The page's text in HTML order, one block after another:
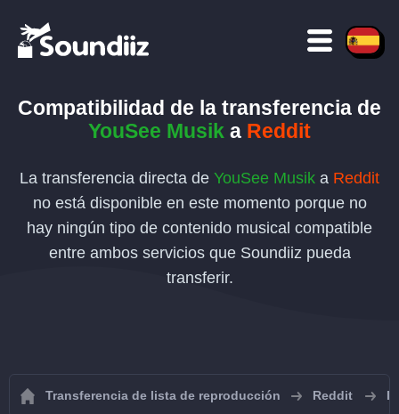
Compatibilidad de la transferencia de
YouSee Musik a Reddit
La transferencia directa de YouSee Musik a Reddit
no está disponible en este momento porque no
hay ningún tipo de contenido musical compatible
entre ambos servicios que Soundiiz pueda
transferir.
Transferencia de lista de reproducción Reddit